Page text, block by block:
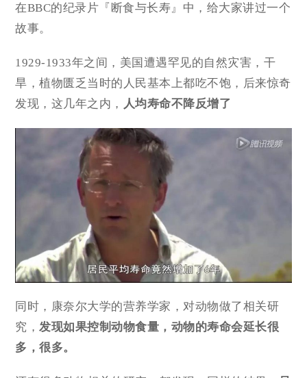
在BBC的纪录片『断食与长寿』中，给大家讲过一个
故事。
1929-1933年之间，美国遭遇罕见的自然灾害，干
旱，植物匮乏当时的人民基本上都吃不饱，后来惊奇
发现，这几年之内， 人均寿命不降反增了
同时，康奈尔大学的营养学家，对动物做了相关研
究，发现如果控制动物食量， 动物的寿命会延长很
多，很多。